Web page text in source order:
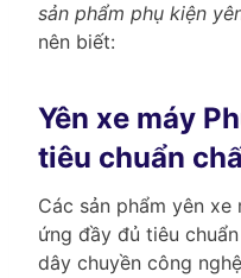
sản phẩm phụ kiện
nên biết:
Yên xe máy
tiêu chuẩn
Các sản phẩm yên
ứng đầy đủ tiêu
dây chuyền công